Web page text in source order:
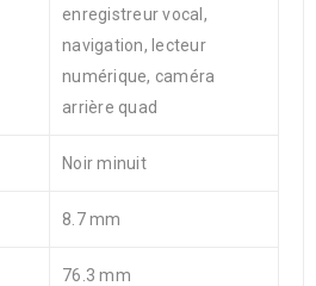
enregistreur vocal,
navigation, lecteur
numérique, caméra
arrière quad
Noir minuit
8.7 mm
76.3 mm